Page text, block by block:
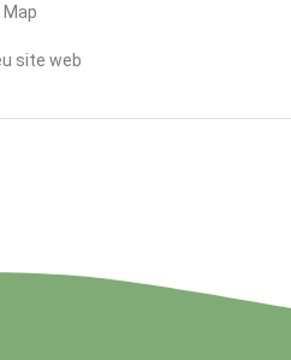
Map
site web